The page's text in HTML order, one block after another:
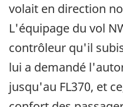
volait en direction
L'équipage du vol
contrôleur qu'il
lui a demandé
jusqu'au FL370, et